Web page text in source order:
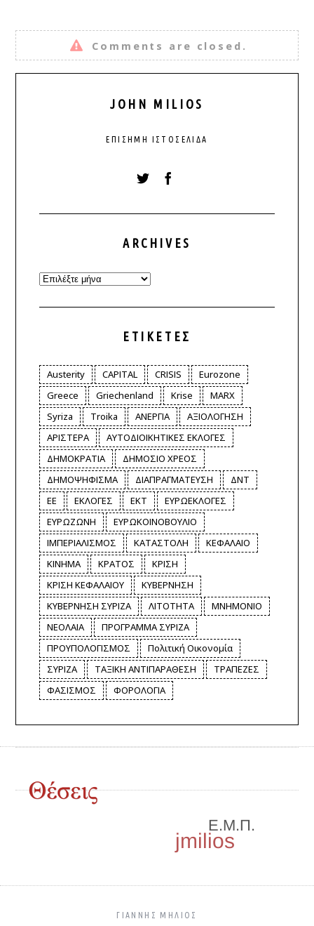
Comments are closed.
JOHN MILIOS
ΕΠΊΣΗΜΗ ΙΣΤΟΣΕΛΊΔΑ
ARCHIVES
Archives
ΕΤΙΚΈΤΕΣ
Austerity CAPITAL CRISIS
Eurozone
Greece
Griechenland Krise
MARX
Syriza
Troika ΑΝΕΡΓΙΑ
ΑΞΙΟΛΟΓΗΣΗ
ΑΡΙΣΤΕΡΑ
ΑΥΤΟΔΙΟΙΚΗΤΙΚΕΣ ΕΚΛΟΓΕΣ
ΔΗΜΟΚΡΑΤΙΑ
ΔΗΜΟΣΙΟ ΧΡΕΟΣ
ΔΗΜΟΨΗΦΙΣΜΑ
ΔΙΑΠΡΑΓΜΑΤΕΥΣΗ
ΔΝΤ
ΕΕ
ΕΚΛΟΓΕΣ ΕΚΤ
ΕΥΡΩΕΚΛΟΓΕΣ
ΕΥΡΩΖΩΝΗ
ΕΥΡΩΚΟΙΝΟΒΟΥΛΙΟ
ΙΜΠΕΡΙΑΛΙΣΜΟΣ
ΚΑΤΑΣΤΟΛΗ
ΚΕΦΑΛΑΙΟ
ΚΙΝΗΜΑ
ΚΡΑΤΟΣ
ΚΡΙΣΗ
ΚΡΙΣΗ ΚΕΦΑΛΑΙΟΥ
ΚΥΒΕΡΝΗΣΗ
ΚΥΒΕΡΝΗΣΗ ΣΥΡΙΖΑ
ΛΙΤΟΤΗΤΑ
ΜΝΗΜΟΝΙΟ
ΝΕΟΛΑΙΑ
ΠΡΟΓΡΑΜΜΑ ΣΥΡΙΖΑ
ΠΡΟΥΠΟΛΟΓΙΣΜΟΣ
Πολιτική Οικονομία
ΣΥΡΙΖΑ
ΤΑΞΙΚΗ ΑΝΤΙΠΑΡΑΘΕΣΗ
ΤΡΑΠΕΖΕΣ
ΦΑΣΙΣΜΟΣ
ΦΟΡΟΛΟΓΙΑ
ΓΙΑΝΝΗΣ ΜΗΛΙΌΣ